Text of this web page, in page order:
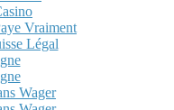
Vraiment
Légal
Wager